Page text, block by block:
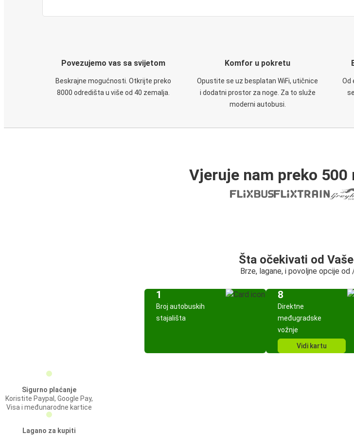
Povezujemo vas sa svijetom
Beskrajne mogućnosti. Otkrijte preko
8000 odredišta u više od 40 zemalja.
Komfor u pokretu
Opustite se uz besplatan WiFi, utičnice
i dodatni prostor za noge. Za to služe
moderni autobusi.
Od
Vjeruje nam preko
Šta očekivati od
Brze, lagane, i povoljne opcije od
1
Broj autobuskih
stajališta
8
Direktne
međugradske
vožnje
Vidi kartu
Sigurno plaćanje
Koristite Paypal, Google Pay,
Visa i međunarodne kartice
Lagano za kupiti